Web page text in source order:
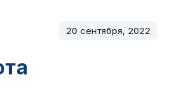
20 сентября, 2022